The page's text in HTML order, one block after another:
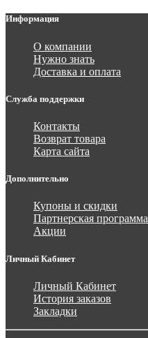
Информация
О компании
Нужно знать
Доставка и оплата
Служба поддержки
Контакты
Возврат товара
Карта сайта
Дополнительно
Купоны и скидки
Партнерская программа
Акции
Личный Кабинет
Личный Кабинет
История заказов
Закладки